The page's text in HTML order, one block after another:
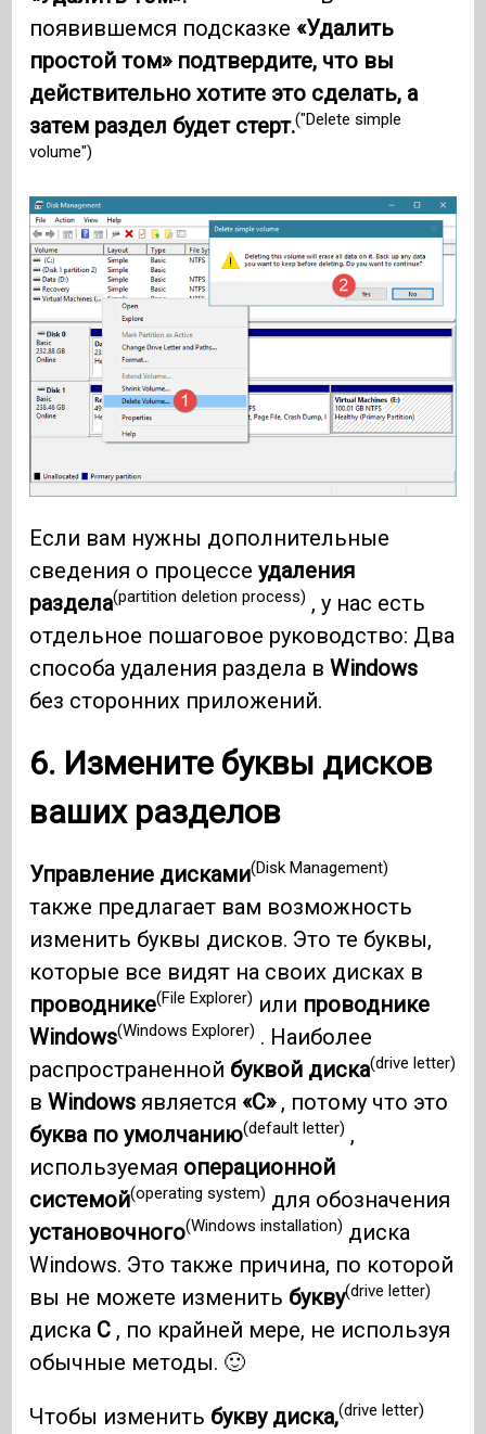
появившемся подсказке «Удалить
простой том» подтвердите, что вы
действительно хотите это сделать, а
затем раздел будет стерт.("Delete simple
volume")
Если вам нужны дополнительные
сведения о процессеудаления
раздела(partition deletion process) , у нас есть
отдельное пошаговое руководство: Два
способа удаления раздела вWindows
без сторонних приложений.
6. Измените буквы дисков
ваших разделов
Управление дисками(Disk Management)
также предлагает вам возможность
изменить буквы дисков. Это те буквы,
которые все видят на своих дисках в
проводнике(File Explorer) или проводнике
Windows(Windows Explorer) . Наиболее
распространенной буквой диска(drive letter)
вWindows является «C», потому что это
буква по умолчанию(default letter) ,
используемая операционной
системой(operating system) для обозначения
установочного(Windows installation) диска
Windows. Это также причина, по которой
вы не можете изменить букву(drive letter)
диска C , по крайней мере, не используя
обычные методы. 🙂
Чтобы изменить букву диска,(drive letter)